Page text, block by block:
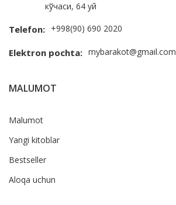
кўчаси, 64 уй
Telefon: +998(90) 690 2020
Elektron pochta: mybarakot@gmail.com
MALUMOT
Malumot
Yangi kitoblar
Bestseller
Aloqa uchun